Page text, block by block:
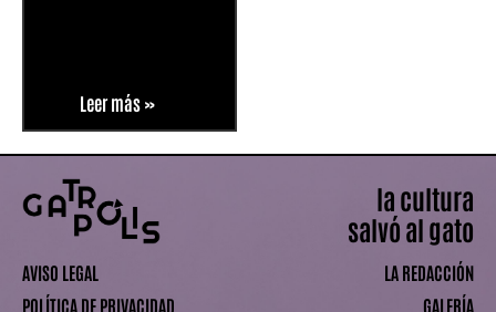
Leer más »
AVISO LEGAL
POLÍTICA DE PRIVACIDAD
la cultura
salvó al gato
LA REDACCIÓN
GALERÍA